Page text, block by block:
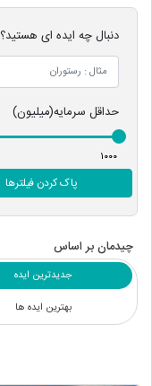
دنبال چه ایده ای هستید؟
حداقل سرمایه(میلیون)
پاک کردن فیلترها
چیدمان بر اساس
جدیدترین ایده
بهترین ایده ها